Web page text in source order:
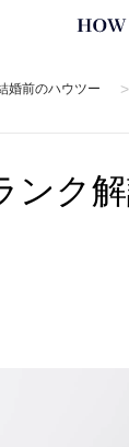
婚前のハウツー >
ンク